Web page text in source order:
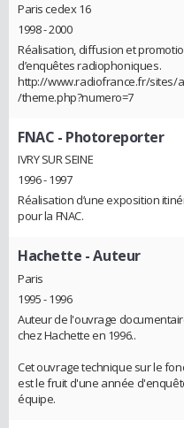
Paris cedex 16
1998 - 2000
Réalisation, diffusion et
d’enquêtes radiophoniques.
http://www.radiofrance.fr/sites/
/theme.php?numero=7
FNAC - Photoreporter
IVRY SUR SEINE
1996 - 1997
Réalisation d’une exposition
pour la FNAC.
Hachette - Auteur
Paris
1995 - 1996
Auteur de l'ouvrage
chez Hachette en 1996..
Cet ouvrage technique sur le
est le fruit d'une année
équipe.